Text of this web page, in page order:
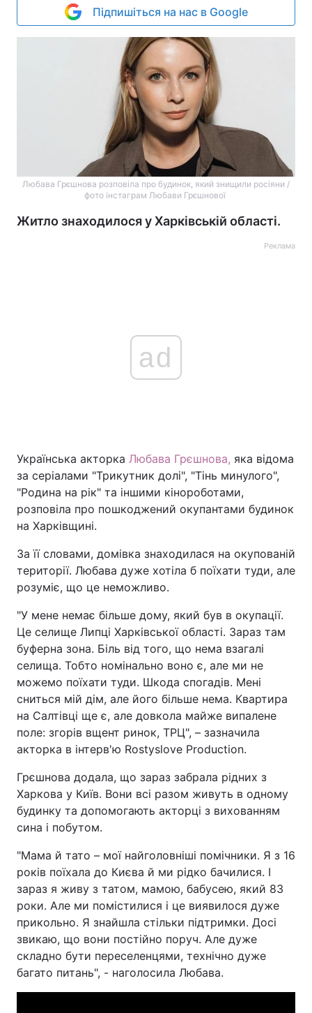
Підпишіться на нас в Google
Любава Грєшнова розповіла про будинок, який знищили росіяни /
фото інстаграм Любави Грєшнової
Житло знаходилося у Харківській області.
Реклама
ad
Українська акторка Любава Грєшнова, яка відома
за серіалами "Трикутник долі", "Тінь минулого",
"Родина на рік" та іншими кінороботами,
розповіла про пошкоджений окупантами будинок
на Харківщині.
За її словами, домівка знаходилася на окупованій
території. Любава дуже хотіла б поїхати туди, але
розуміє, що це неможливо.
"У мене немає більше дому, який був в окупації.
Це селище Липці Харківської області. Зараз там
буферна зона. Біль від того, що нема взагалі
селища. Тобто номінально воно є, але ми не
можемо поїхати туди. Шкода спогадів. Мені
сниться мій дім, але його більше нема. Квартира
на Салтівці ще є, але довкола майже випалене
поле: згорів вщент ринок, ТРЦ", – зазначила
акторка в інтерв'ю Rostyslove Production.
Грєшнова додала, що зараз забрала рідних з
Харкова у Київ. Вони всі разом живуть в одному
будинку та допомогають акторці з вихованням
сина і побутом.
"Мама й тато – мої найголовніші помічники. Я з 16
років поїхала до Києва й ми рідко бачилися. І
зараз я живу з татом, мамою, бабусею, який 83
роки. Але ми помістилися і це виявилося дуже
прикольно. Я знайшла стільки підтримки. Досі
звикаю, що вони постійно поруч. Але дуже
складно бути переселенцями, технічно дуже
багато питань", - наголосила Любава.